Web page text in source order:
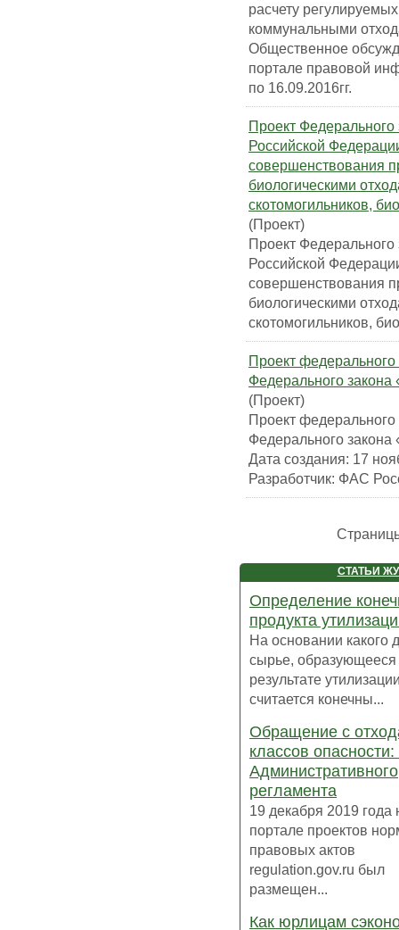
расчету
коммунальными
Общественное
портале правовой
по 16.09.2016гг.
Проект
Российской
совершенствования
биологическими
скотомогильников,
(Проект)
Проект
Российской
совершенствования
биологическими
скотомогильников,
Проект
Федерального закона
(Проект)
Проект
Федерального закона
Дата создания: 17
Разработчик: ФАС
СТАТЬИ
Определение
продукта
На основании какого
сырье, образующееся
результате
считается конечны...
Обращение с
классов опасности:
Административного
регламента
19 декабря 2019 года
портале проектов
правовых актов
regulation.gov.ru был
размещен...
Как юрлицам